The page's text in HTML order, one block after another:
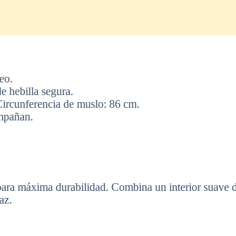
hebilla segura.
de muslo: 86 cm.
máxima durabilidad. Combina un interior